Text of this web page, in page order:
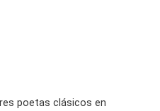
poetas clásicos en